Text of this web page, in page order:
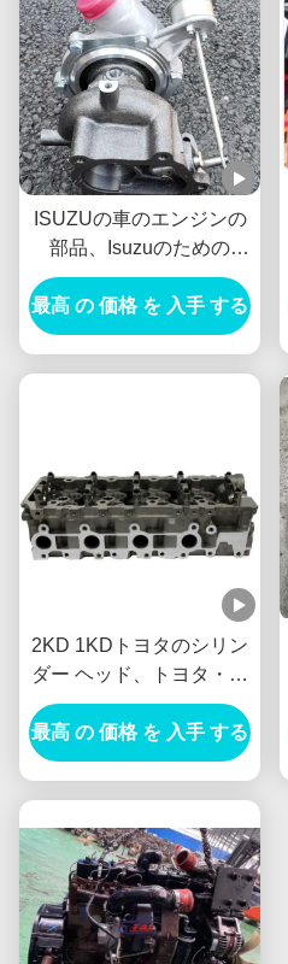
ISUZUの車のエンジンの
部品、Isuzuのための
4HK1 8980795692ディー
ゼル機関IHI 4HK1-TCの
ターボチャージャー
最高 の 価格 を 入手 する
2KD 1KDトヨタのシリン
ダー ヘッド、トヨタ・ハ
イラックス2.5 D4D
（2KD）エンジンのシリ
ンダー ヘッド
最高 の 価格 を 入手 する